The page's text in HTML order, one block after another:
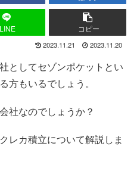
LINE コピー
2023.11.21 2023.11.20
としてセゾンポケットとい
方もいるでしょう。
社なのでしょうか？
レカ積立について解説しま